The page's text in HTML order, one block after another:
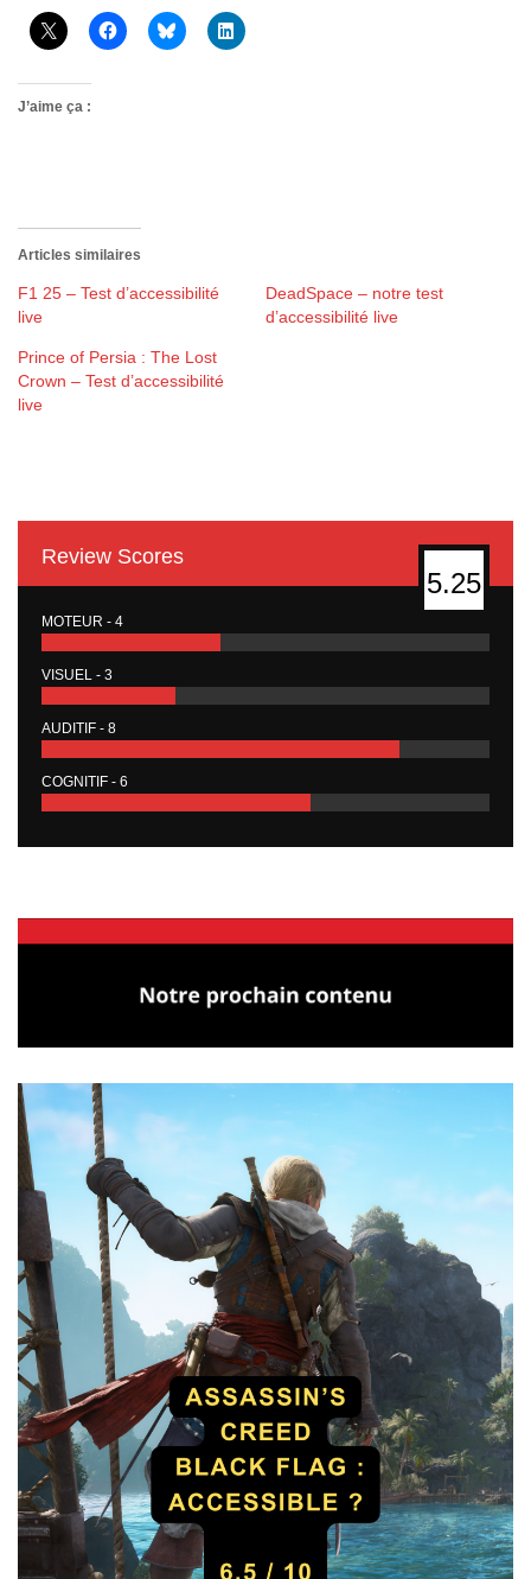
J’aime ça :
Articles similaires
F1 25 – Test d’accessibilité
live
DeadSpace – notre test
d’accessibilité live
Prince of Persia : The Lost
Crown – Test d’accessibilité
live
Review Scores
5.25
MOTEUR - 4
VISUEL - 3
AUDITIF - 8
COGNITIF - 6